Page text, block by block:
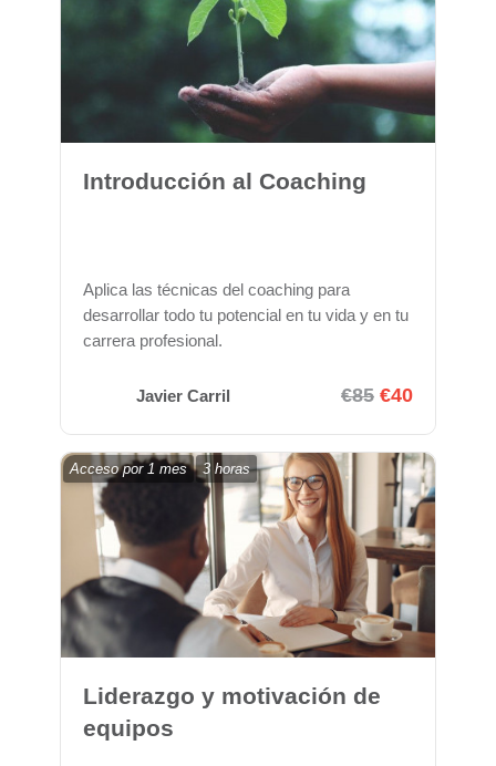
Introducción al Coaching
Aplica las técnicas del coaching para
desarrollar todo tu potencial en tu vida y en tu
carrera profesional.
Javier Carril €85 €40
Acceso por 1 mes 3 horas
Liderazgo y motivación de
equipos